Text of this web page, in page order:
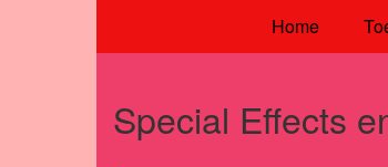
Home
Special Effects